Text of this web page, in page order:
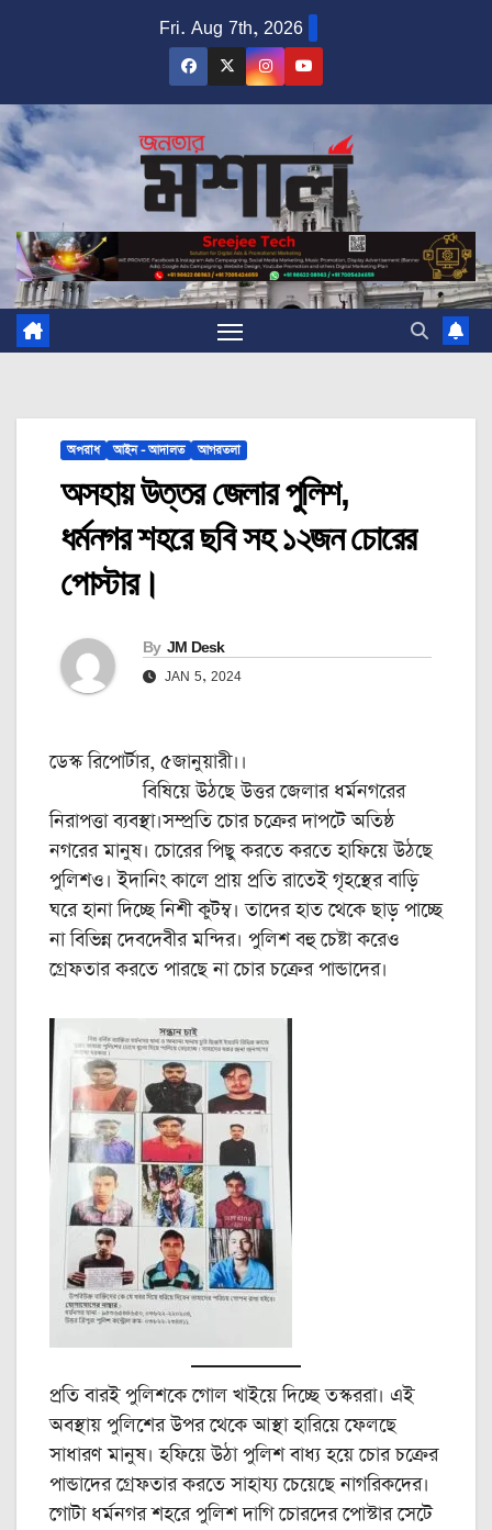
Fri. Aug 7th, 2026
অপরাধ আইন - আদালত আগরতলা
অসহায় উত্তর জেলার পুলিশ,
ধর্মনগর শহরে ছবি সহ ১২জন চোরের
পোস্টার।
By JM Desk
JAN 5, 2024
ডেস্ক রিপোর্টার, ৫জানুয়ারী।।
বিষিয়ে উঠছে উত্তর জেলার ধর্মনগরের
নিরাপত্তা ব্যবস্থা।সম্প্রতি চোর চক্রের দাপটে অতিষ্ঠ
নগরের মানুষ। চোরের পিছু করতে করতে হাফিয়ে উঠছে
পুলিশও। ইদানিং কালে প্রায় প্রতি রাতেই গৃহস্থের বাড়ি
ঘরে হানা দিচ্ছে নিশী কুটম্ব। তাদের হাত থেকে ছাড় পাচ্ছে
না বিভিন্ন দেবদেবীর মন্দির। পুলিশ বহু চেষ্টা করেও
গ্রেফতার করতে পারছে না চোর চক্রের পান্ডাদের।
প্রতি বারই পুলিশকে গোল খাইয়ে দিচ্ছে তস্কররা। এই
অবস্থায় পুলিশের উপর থেকে আস্থা হারিয়ে ফেলছে
সাধারণ মানুষ। হফিয়ে উঠা পুলিশ বাধ্য হয়ে চোর চক্রের
পান্ডাদের গ্রেফতার করতে সাহায্য চেয়েছে নাগরিকদের।
গোটা ধর্মনগর শহরে পুলিশ দাগি চোরদের পোস্টার সেটে